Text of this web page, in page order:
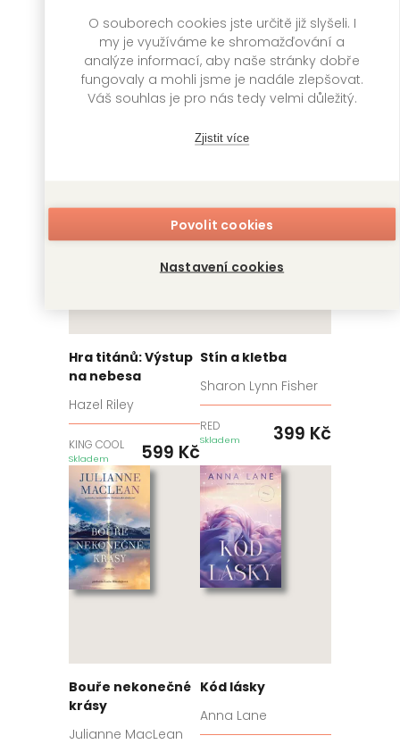
O souborech cookies jste určitě již slyšeli. I
my je využíváme ke shromažďování a
analýze informací, aby naše stránky dobře
fungovaly a mohli jsme je nadále zlepšovat.
Váš souhlas je pro nás tedy velmi důležitý.
Zjistit více
Povolit cookies
Nastavení cookies
Kakegurui: Blázni
do hazardu 7
Homura Kawamoto,
Toru Naomura
Sirotčinec u jezera
Daniel G. Miller
VENDETA
Skladem 399Kč
Hra titánů: Výstup
na nebesa
Hazel Riley
KING COOL
Skladem 599 Kč
Stín a kletba
Sharon Lynn Fisher
RED
Skladem 399 Kč
Bouře nekonečné
krásy
Julianne MacLean
Kód lásky
Anna Lane